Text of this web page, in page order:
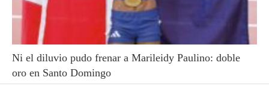
Ni el diluvio pudo frenar a Marileidy Paulino: doble
oro en Santo Domingo